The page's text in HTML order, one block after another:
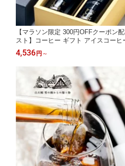
【マラソン限定 300円OFFクーポン
スト】コーヒー ギフト アイスコー
リキッド アイスコーヒーギフト ラッ
ギフト 高級 香福屋 夏ギフト 暑中見舞
4,536 円 ～